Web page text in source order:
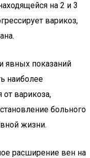
на 2 и 3
варикоз,
явных показаний
наиболее
варикоза,
больного
жизни.
расширение вен на